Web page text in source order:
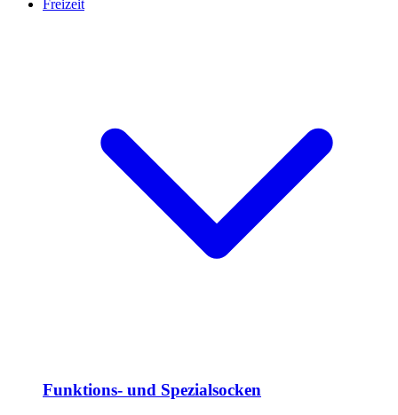
Freizeit
Funktions- und Spezialsocken